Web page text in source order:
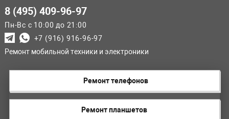
8 (495) 409-96-97
Пн-Вс с 10:00 до 21:00
+7 (916) 916-96-97
Ремонт мобильной техники и электроники
Ремонт телефонов
Ремонт планшетов